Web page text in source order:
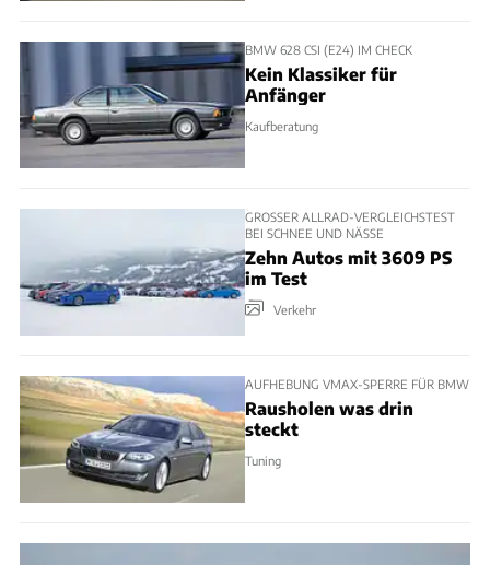
BMW 628 CSI (E24) IM CHECK
Kein Klassiker für
Anfänger
Kaufberatung
GROSSER ALLRAD-VERGLEICHSTEST B
EI SCHNEE UND NÄSSE
Zehn Autos mit 3609 PS
im Test
Verkehr
AUFHEBUNG VMAX-SPERRE FÜR BMW
Rausholen was drin
steckt
Tuning